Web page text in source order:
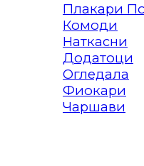
Плакари
Комоди
Наткасни
Додатоци
Огледала
Фиокари
Чаршави